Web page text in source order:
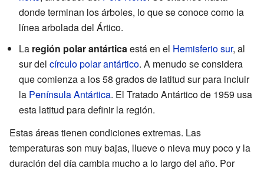
donde terminan los árboles, lo que se conoce como la
línea arbolada del Ártico.
La región polar antárticaestá en el Hemisferio sur, al
sur del círculo polar antártico. A menudo se considera
que comienza a los 58 grados de latitud sur para incluir
la Península Antártica. El Tratado Antártico de 1959 usa
esta latitud para definir la región.
Estas áreas tienen condiciones extremas. Las
temperaturas son muy bajas, llueve o nieva muy poco y la
duración del día cambia mucho a lo largo del año. Por